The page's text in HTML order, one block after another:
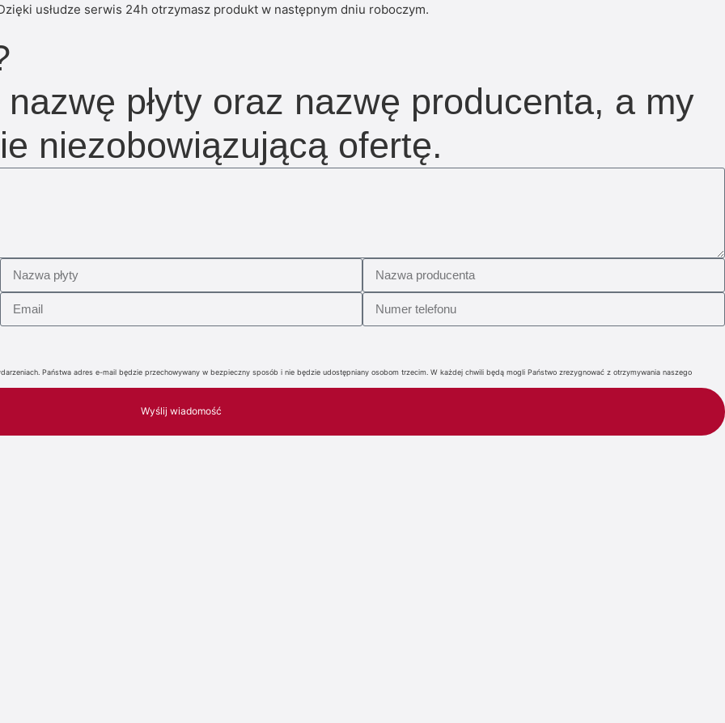
usłudze serwis 24h otrzymasz produkt w następnym dniu roboczym.
płyty oraz nazwę producenta, a my
niezobowiązującą ofertę.
Państwa adres e-mail będzie przechowywany w bezpieczny sposób i nie będzie udostępniany osobom trzecim. W każdej chwili będą mogli Państwo zrezygnować z otrzymywania naszego
Wyślij wiadomość